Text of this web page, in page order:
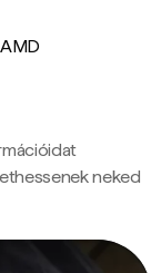
neked